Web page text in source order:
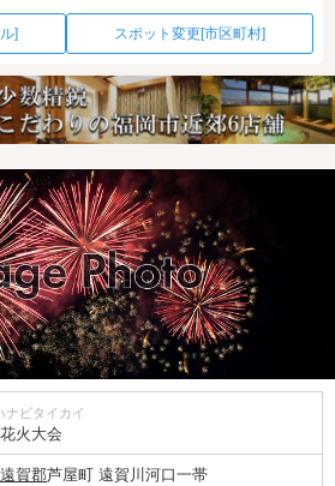
] スポット変更[市区町村]
ナビタイカイ
火大会
遠賀郡芦屋町 遠賀川河口一帯